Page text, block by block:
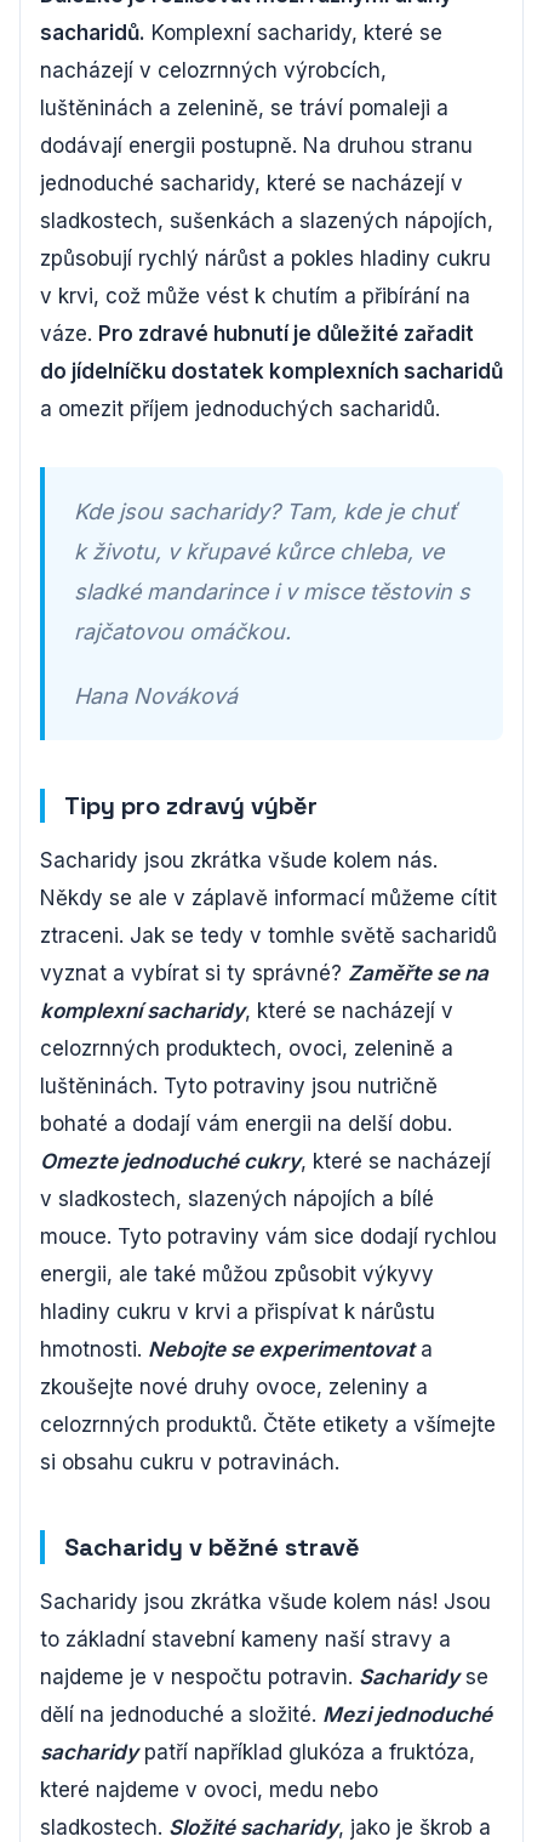
sacharidů. Komplexní sacharidy, které se
nacházejí v celozrnných výrobcích,
luštěninách a zelenině, se tráví pomaleji a
dodávají energii postupně. Na druhou stranu
jednoduché sacharidy, které se nacházejí v
sladkostech, sušenkách a slazených nápojích,
způsobují rychlý nárůst a pokles hladiny cukru
v krvi, což může vést k chutím a přibírání na
váze. Pro zdravé hubnutí je důležité zařadit
do jídelníčku dostatek komplexních sacharidů
a omezit příjem jednoduchých sacharidů.
Kde jsou sacharidy? Tam, kde je chuť
k životu, v křupavé kůrce chleba, ve
sladké mandarince i v misce těstovin s
rajčatovou omáčkou.
Hana Nováková
Tipy pro zdravý výběr
Sacharidy jsou zkrátka všude kolem nás.
Někdy se ale v záplavě informací můžeme cítit
ztraceni. Jak se tedy v tomhle světě sacharidů
vyznat a vybírat si ty správné? Zaměřte se na
komplexní sacharidy, které se nacházejí v
celozrnných produktech, ovoci, zelenině a
luštěninách. Tyto potraviny jsou nutričně
bohaté a dodají vám energii na delší dobu.
Omezte jednoduché cukry, které se nacházejí
v sladkostech, slazených nápojích a bílé
mouce. Tyto potraviny vám sice dodají rychlou
energii, ale také můžou způsobit výkyvy
hladiny cukru v krvi a přispívat k nárůstu
hmotnosti. Nebojte se experimentovata
zkoušejte nové druhy ovoce, zeleniny a
celozrnných produktů. Čtěte etikety a všímejte
si obsahu cukru v potravinách.
Sacharidy v běžné stravě
Sacharidy jsou zkrátka všude kolem nás! Jsou
to základní stavební kameny naší stravy a
najdeme je v nespočtu potravin. Sacharidyse
dělí na jednoduché a složité. Mezi jednoduché
sacharidypatří například glukóza a fruktóza,
které najdeme v ovoci, medu nebo
sladkostech. Složité sacharidy, jako je škrob a